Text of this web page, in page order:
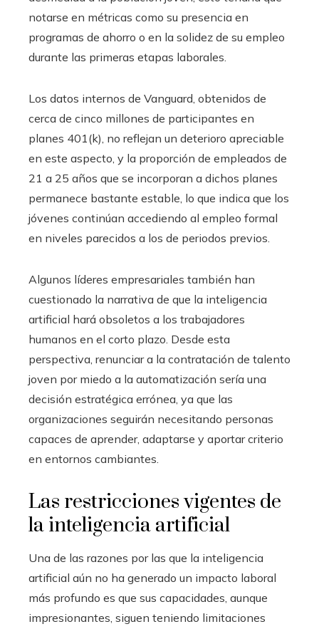
notarse en métricas como su presencia en
programas de ahorro o en la solidez de su empleo
durante las primeras etapas laborales.
Los datos internos de Vanguard, obtenidos de
cerca de cinco millones de participantes en
planes 401(k), no reflejan un deterioro apreciable
en este aspecto, y la proporción de empleados de
21 a 25 años que se incorporan a dichos planes
permanece bastante estable, lo que indica que los
jóvenes continúan accediendo al empleo formal
en niveles parecidos a los de periodos previos.
Algunos líderes empresariales también han
cuestionado la narrativa de que la inteligencia
artificial hará obsoletos a los trabajadores
humanos en el corto plazo. Desde esta
perspectiva, renunciar a la contratación de talento
joven por miedo a la automatización sería una
decisión estratégica errónea, ya que las
organizaciones seguirán necesitando personas
capaces de aprender, adaptarse y aportar criterio
en entornos cambiantes.
Las restricciones vigentes de
la inteligencia artificial
Una de las razones por las que la inteligencia
artificial aún no ha generado un impacto laboral
más profundo es que sus capacidades, aunque
impresionantes, siguen teniendo limitaciones